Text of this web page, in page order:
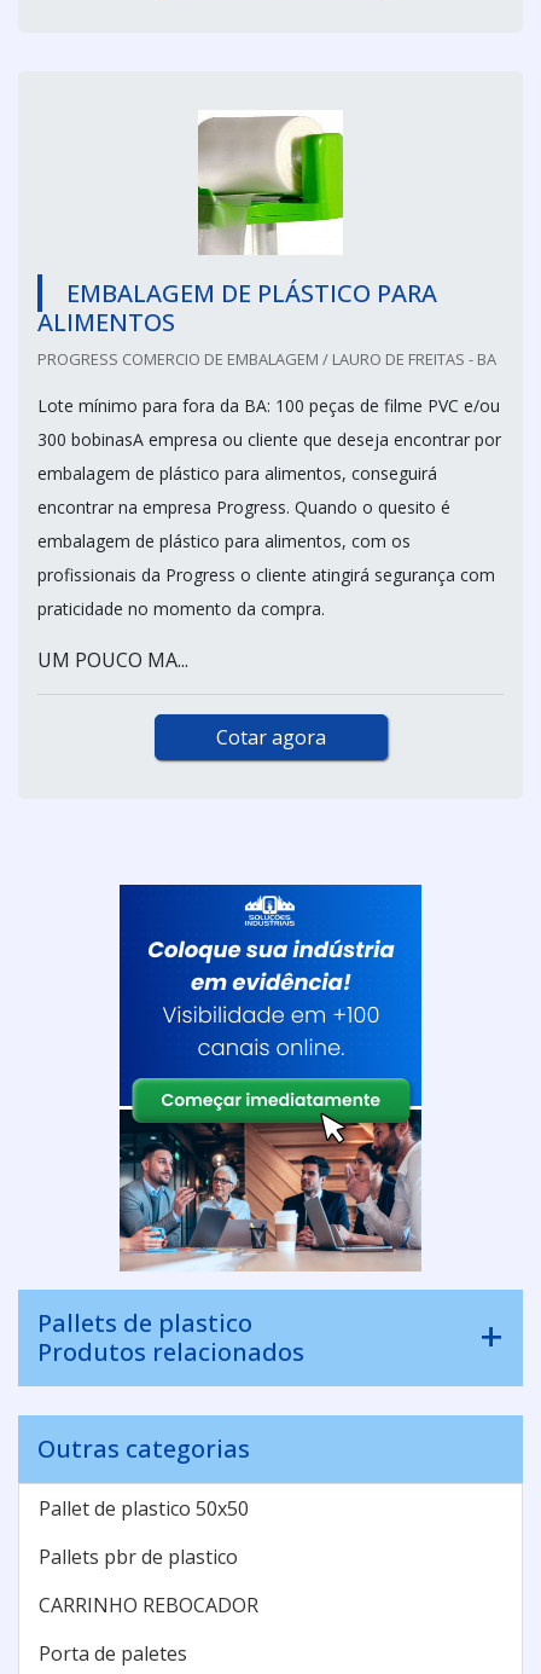
EMBALAGEM DE PLÁSTICO PARA
ALIMENTOS
PROGRESS COMERCIO DE EMBALAGEM / LAURO DE FREITAS - BA
Lote mínimo para fora da BA: 100 peças de filme PVC e/ou
300 bobinasA empresa ou cliente que deseja encontrar por
embalagem de plástico para alimentos, conseguirá
encontrar na empresa Progress. Quando o quesito é
embalagem de plástico para alimentos, com os
profissionais da Progress o cliente atingirá segurança com
praticidade no momento da compra.
UM POUCO MA...
Cotar agora
Pallets de plastico
Produtos relacionados
Outras categorias
Pallet de plastico 50x50
Pallets pbr de plastico
CARRINHO REBOCADOR
Porta de paletes